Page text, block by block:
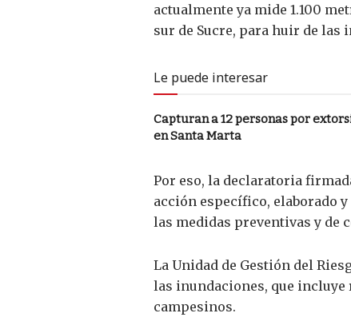
actualmente ya mide 1.100
sur de Sucre, para huir de las
Le puede interesar
Capturan a 12 personas por
en Santa Marta
Por eso, la declaratoria
acción específico, elaborado
las medidas preventivas y de
La Unidad de Gestión del
las inundaciones, que
campesinos.